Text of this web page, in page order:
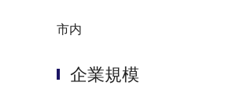
市内
企業規模